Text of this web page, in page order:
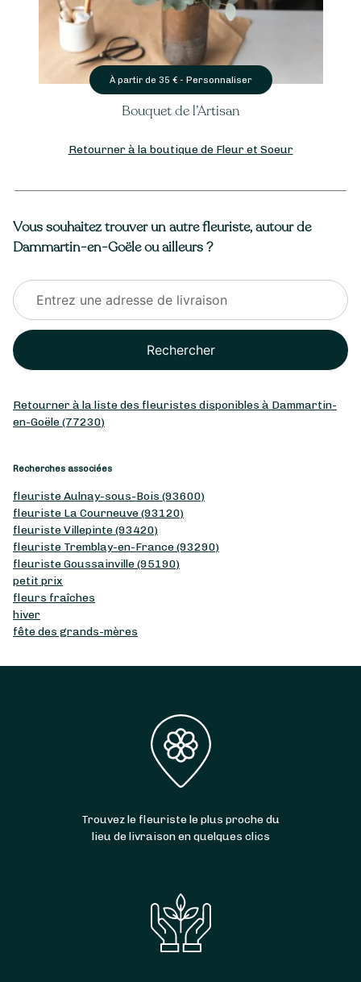
À partir de 35 € - Personnaliser
Bouquet de l’Artisan
Retourner à la boutique de Fleur et Soeur
Vous souhaitez trouver un autre fleuriste, autour de
Dammartin-en-Goële ou ailleurs ?
Rechercher
Retourner à la liste des fleuristes disponibles à Dammartin-
en-Goële (77230)
Recherches associées
fleuriste Aulnay-sous-Bois (93600)
fleuriste La Courneuve (93120)
fleuriste Villepinte (93420)
fleuriste Tremblay-en-France (93290)
fleuriste Goussainville (95190)
petit prix
fleurs fraîches
hiver
fête des grands-mères
Trouvez le fleuriste le plus proche du
lieu de livraison en quelques clics